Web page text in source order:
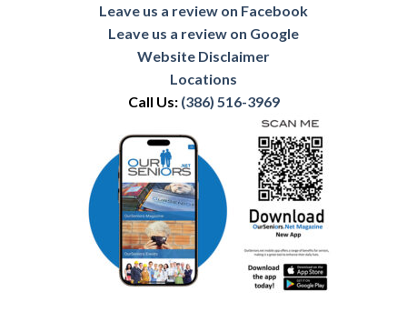
Leave us a review on Facebook
Leave us a review on Google
Website Disclaimer
Locations
Call Us: (386) 516-3969